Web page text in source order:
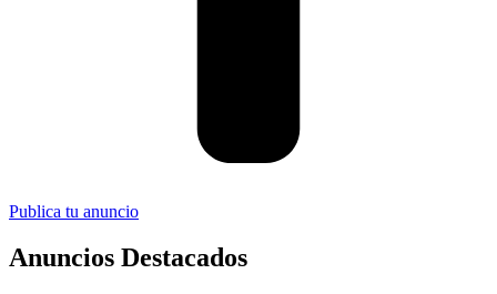
Publica tu anuncio
Anuncios Destacados